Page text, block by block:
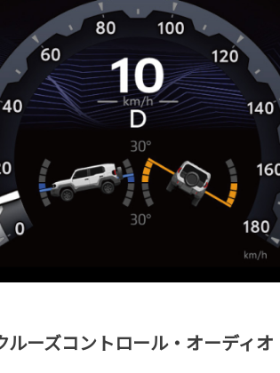
ーズコントロール・オーディ